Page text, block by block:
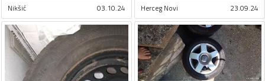
Nikšić 03.10.24 Herceg Novi 23.09.24